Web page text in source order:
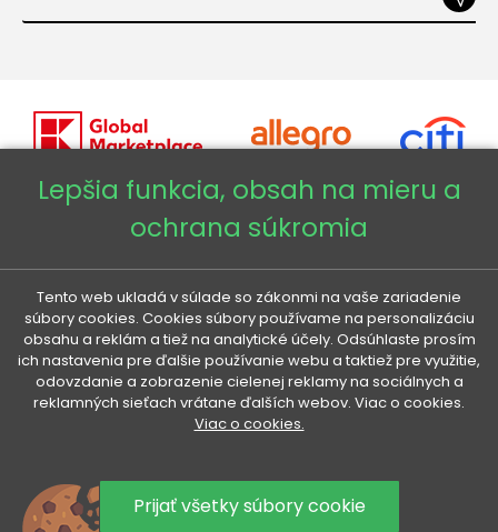
Copyright © 2026 - Veneti™
Veneti SK
Veneti CZ
Veneti DE
Lepšia funkcia, obsah na mieru a
ochrana súkromia
Tento web ukladá v súlade so zákonmi na vaše zariadenie
súbory cookies. Cookies súbory používame na personalizáciu
obsahu a reklám a tiež na analytické účely. Odsúhlaste prosím
ich nastavenia pre ďalšie používanie webu a taktiež pre využitie,
odovzdanie a zobrazenie cielenej reklamy na sociálnych a
reklamných sieťach vrátane ďalších webov. Viac o cookies.
Viac o cookies.
Prijať všetky súbory cookie